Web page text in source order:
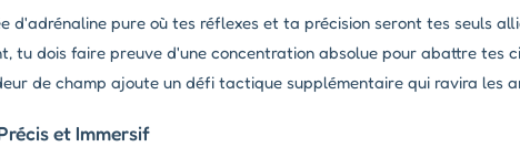
d'adrénaline pure où tes réflexes et ta précision seront tes seuls
tu dois faire preuve d'une concentration absolue pour abattre tes
de champ ajoute un défi tactique supplémentaire qui ravira les
et Immersif